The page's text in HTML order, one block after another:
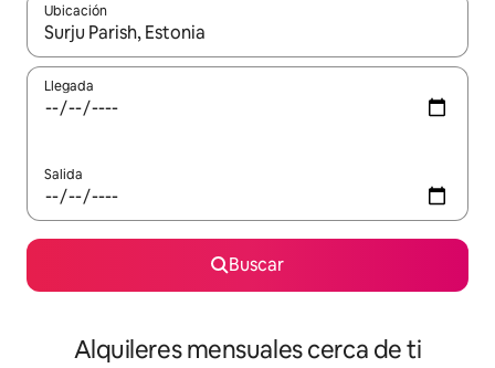
Ubicación
Cuando los resultados estén disponibles, navega con las
Llegada
Salida
Buscar
Alquileres mensuales cerca de ti